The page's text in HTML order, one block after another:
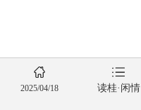
2025/04/18 读桂·闲情